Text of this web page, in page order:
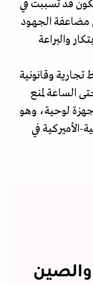
تكون قد تسببت في
مضاعفة الجهود
والبراعة
وقانونية
الساعة لمنع
لوحية، وهو
الأميركية في